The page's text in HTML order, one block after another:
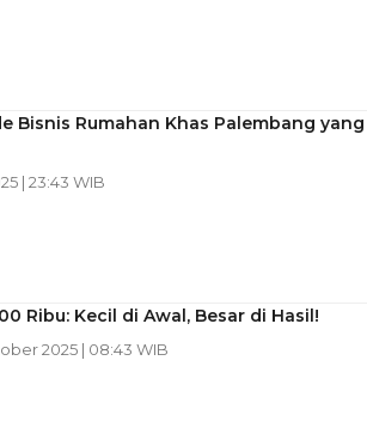
Bisnis Rumahan Khas Palembang yang
| 23:43 WIB
Ribu: Kecil di Awal, Besar di Hasil!
2025 | 08:43 WIB